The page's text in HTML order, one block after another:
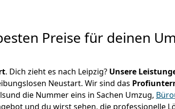
Preise für deinen
. Dich zieht es nach Leipzig? Unsere
Neustart. Wir sind das
die Nummer eins in Sachen Umzug,
und du wirst sehen, die professionelle